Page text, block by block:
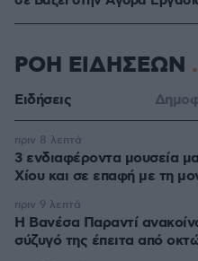
ΡΟΗ ΕΙΔΗΣΕΩΝ
Ειδήσεις
3 ενδιαφέροντα μουσεία
Χίου και σε επαφή με τη
πριν 8 λεπτά
Η Βανέσα Παραντί
σύζυγό της έπειτα από
πριν 9 λεπτά